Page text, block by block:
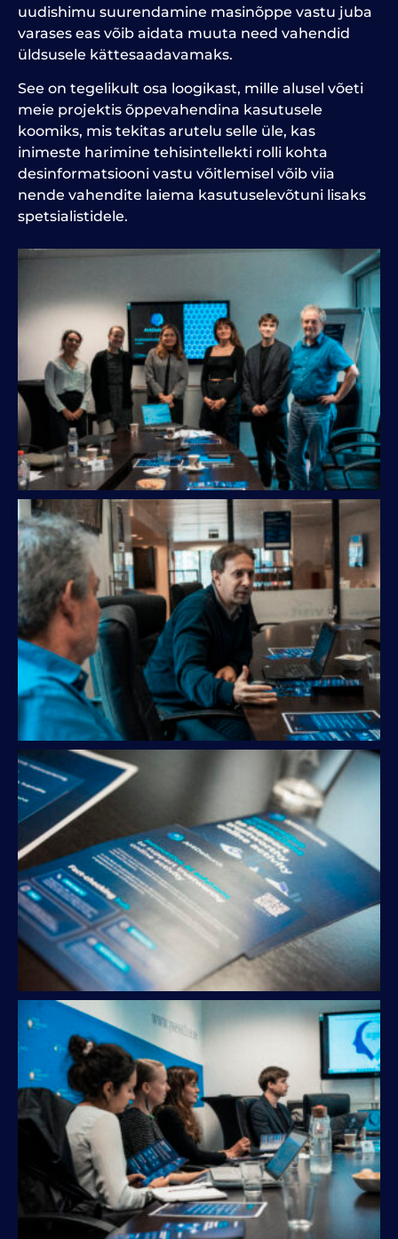
uudishimu suurendamine masinõppe vastu juba
varases eas võib aidata muuta need vahendid
üldsusele kättesaadavamaks.
See on tegelikult osa loogikast, mille alusel võeti
meie projektis õppevahendina kasutusele
koomiks, mis tekitas arutelu selle üle, kas
inimeste harimine tehisintellekti rolli kohta
desinformatsiooni vastu võitlemisel võib viia
nende vahendite laiema kasutuselevõtuni lisaks
spetsialistidele.